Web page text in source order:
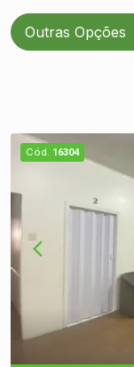
Outras Opções
Cód. 16304